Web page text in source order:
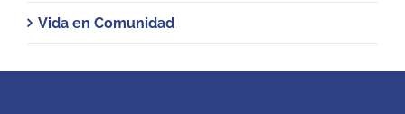
Vida en Comunidad